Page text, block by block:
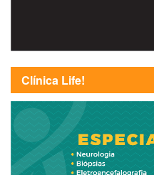
Clínica Life!